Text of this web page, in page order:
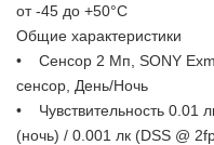
от -45 до +50°С
Общие характеристики
• Сенсор 2 Мп, SONY
сенсор, День/Ночь
• Чувствительность 0.01
(ночь) / 0.001 лк (DSS @